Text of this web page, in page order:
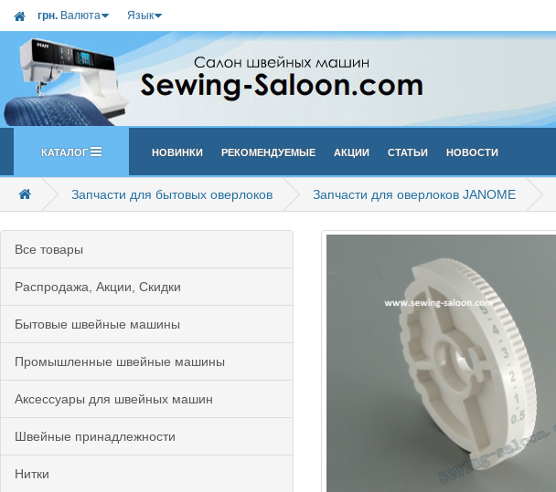
грн. Валюта Язык
Каталог Новинки Рекомендуемые Акции Статьи Новости
Запчасти для бытовых оверлоков Запчасти для оверлоков JANOME
Все товары
Распродажа, Акции, Скидки
Бытовые швейные машины
Промышленные швейные машины
Аксессуары для швейных машин
Швейные принадлежности
Нитки